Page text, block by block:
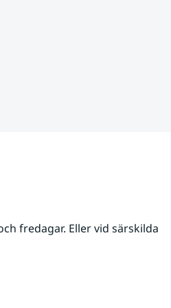
fredagar. Eller vid särskilda